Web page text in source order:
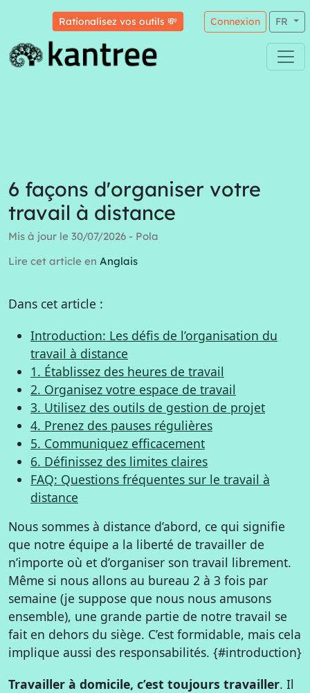
Rationalisez vos outils 💸 Connexion FR
6 façons d'organiser votre
travail à distance
Mis à jour le 30/07/2026 - Pola
Lire cet article en Anglais
Dans cet article :
Introduction: Les défis de l’organisation du
travail à distance
1. Établissez des heures de travail
2. Organisez votre espace de travail
3. Utilisez des outils de gestion de projet
4. Prenez des pauses régulières
5. Communiquez efficacement
6. Définissez des limites claires
FAQ: Questions fréquentes sur le travail à
distance
Nous sommes à distance d’abord, ce qui signifie
que notre équipe a la liberté de travailler de
n’importe où et d’organiser son travail librement.
Même si nous allons au bureau 2 à 3 fois par
semaine (je suppose que nous nous amusons
ensemble), une grande partie de notre travail se
fait en dehors du siège. C’est formidable, mais cela
implique aussi des responsabilités. {#introduction}
Travailler à domicile, c’est toujours travailler. Il